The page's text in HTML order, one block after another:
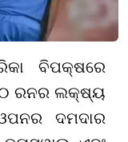
ବିପକ୍ଷରେ
ରନର ଲକ୍ଷ୍ୟ
ଦମଦାର